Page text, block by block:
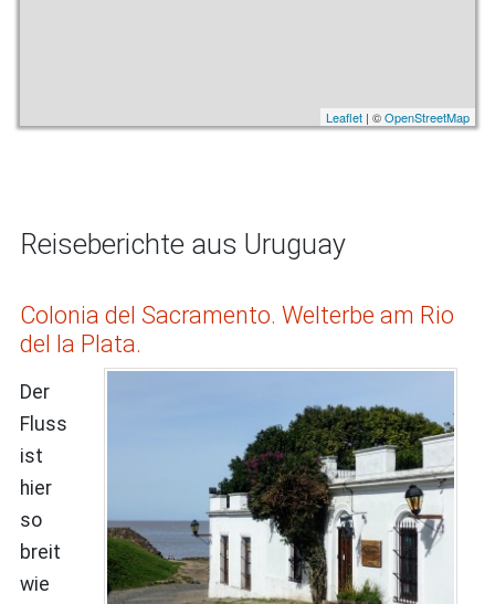
Leaflet | ©OpenStreetMap
Reiseberichte aus Uruguay
Colonia del Sacramento. Welterbe am Rio
del la Plata.
Der
Fluss
ist
hier
so
breit
wie